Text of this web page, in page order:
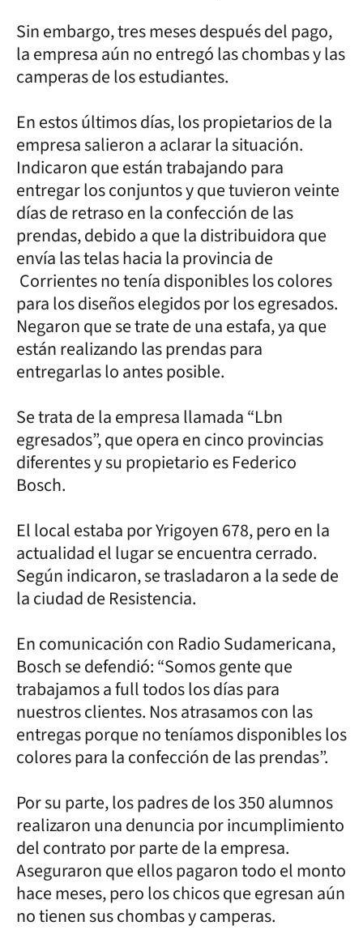
Sin embargo, tres meses después del pago,
la empresa aún no entregó las chombas y las
camperas de los estudiantes.
En estos últimos días, los propietarios de la
empresa salieron a aclarar la situación.
Indicaron que están trabajando para
entregar los conjuntos y que tuvieron veinte
días de retraso en la confección de las
prendas, debido a que la distribuidora que
envía las telas hacia la provincia de
Corrientes no tenía disponibles los colores
para los diseños elegidos por los egresados.
Negaron que se trate de una estafa, ya que
están realizando las prendas para
entregarlas lo antes posible.
Se trata de la empresa llamada “Lbn
egresados”, que opera en cinco provincias
diferentes y su propietario es Federico
Bosch.
El local estaba por Yrigoyen 678, pero en la
actualidad el lugar se encuentra cerrado.
Según indicaron, se trasladaron a la sede de
la ciudad de Resistencia.
En comunicación con Radio Sudamericana,
Bosch se defendió: “Somos gente que
trabajamos a full todos los días para
nuestros clientes. Nos atrasamos con las
entregas porque no teníamos disponibles los
colores para la confección de las prendas”.
Por su parte, los padres de los 350 alumnos
realizaron una denuncia por incumplimiento
del contrato por parte de la empresa.
Aseguraron que ellos pagaron todo el monto
hace meses, pero los chicos que egresan aún
no tienen sus chombas y camperas.